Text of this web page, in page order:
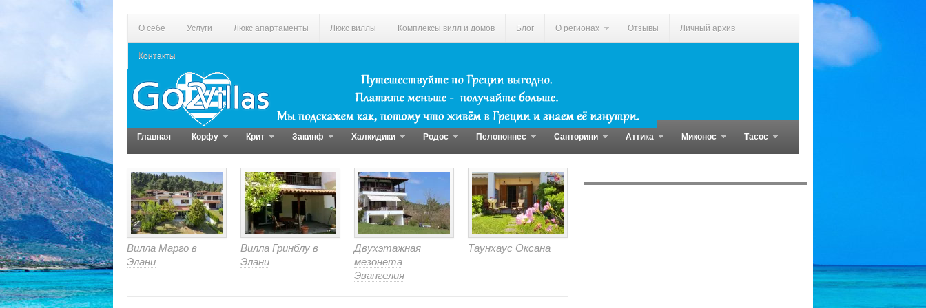
О себе Услуги Люкс апартаменты Люкс виллы Комплексы вилл и домов Блог О регионах Отзывы Личный архив
Контакты
Главная Корфу Крит Закинф Халкидики Родос Пелопоннес Санторини Аттика Миконос Тасос
Вилла Марго в
Элани
Вилла Гринблу в
Элани
Двухэтажная
мезонета
Эвангелия
Таунхаус Оксана